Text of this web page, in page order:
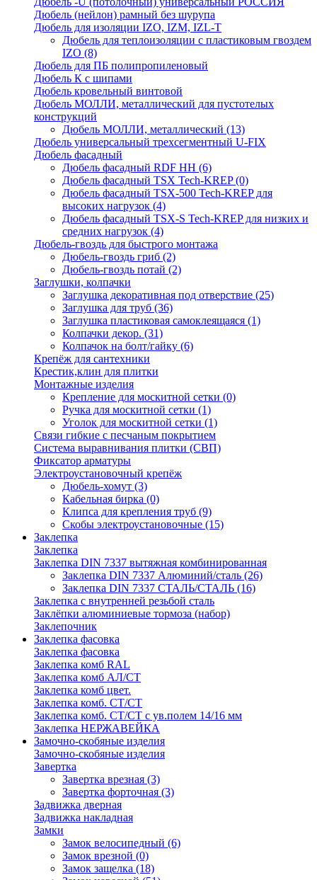
Дюбель (нейлон) рамный без шурупа
Дюбель для изоляции IZO, IZM, IZL-T
Дюбель для теплоизоляции с пластиковым гвоздем
IZO (8)
Дюбель для ПБ полипропиленовый
Дюбель К с шипами
Дюбель кровельный винтовой
Дюбель МОЛЛИ, металлический для пустотелых
конструкций
Дюбель МОЛЛИ, металлический (13)
Дюбель универсальный трехсегментный U-FIX
Дюбель фасадный
Дюбель фасадный RDF НН (6)
Дюбель фасадный TSX Tech-KREP(0)
Дюбель фасадный TSX-500 Tech-KREP для
высоких нагрузок (4)
Дюбель фасадный TSX-S Tech-KREP для низких и
средних нагрузок (4)
Дюбель-гвоздь для быстрого монтажа
Дюбель-гвоздь гриб (2)
Дюбель-гвоздь потай (2)
Заглушки, колпачки
Заглушка декоративная под отверствие (25)
Заглушка для труб (36)
Заглушка пластиковая самоклеящаяся (1)
Колпачки декор. (31)
Колпачок на болт/гайку (6)
Крепёж для сантехники
Крестик,клин для плитки
Монтажные изделия
Крепление для москитной сетки (0)
Ручка для москитной сетки (1)
Уголок для москитной сетки (1)
Связи гибкие с песчаным покрытием
Система выравнивания плитки (СВП)
Фиксатор арматуры
Электроустановочный крепёж
Дюбель-хомут (3)
Кабельная бирка (0)
Клипса для крепления труб (9)
Скобы электроустановочные (15)
Заклепка
Заклепка
Заклепка DIN 7337 вытяжная комбинированная
Заклепка DIN 7337 Алюминий/сталь (26)
Заклепка DIN 7337 СТАЛЬ/СТАЛЬ (16)
Заклепка с внутренней резьбой сталь
Заклёпки алюминиевые тормоза (набор)
Заклепочник
Заклепка фасовка
Заклепка фасовка
Заклепка комб RAL
Заклепка комб АЛ/СТ
Заклепка комб цвет.
Заклепка комб. СТ/СТ
Заклепка комб. СТ/СТ с ув.полем 14/16 мм
Заклепка НЕРЖАВЕЙКА
Замочно-скобяные изделия
Замочно-скобяные изделия
Завертка
Завертка врезная (3)
Завертка форточная (3)
Задвижка дверная
Задвижка накладная
Замки
Замок велосипедный (6)
Замок врезной (0)
Замок защелка (18)